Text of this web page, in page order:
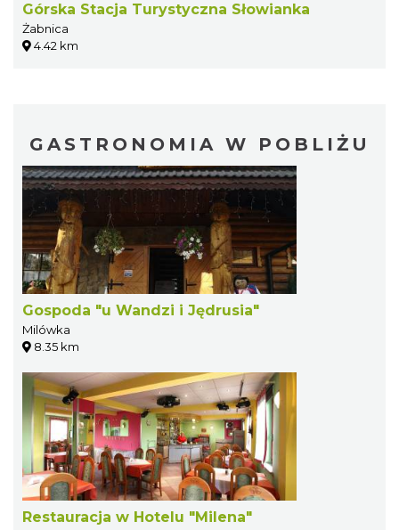
Górska Stacja Turystyczna Słowianka
Żabnica
4.42 km
GASTRONOMIA W POBLIŻU
Gospoda "u Wandzi i Jędrusia"
Milówka
8.35 km
Restauracja w Hotelu "Milena"